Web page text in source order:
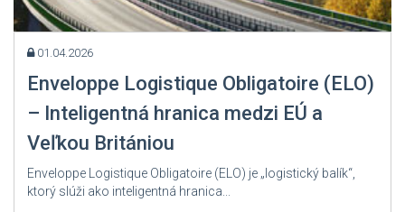
01.04.2026
Enveloppe Logistique Obligatoire (ELO)
– Inteligentná hranica medzi EÚ a
Veľkou Britániou
Enveloppe Logistique Obligatoire (ELO) je „logistický balík“,
ktorý slúži ako inteligentná hranica...